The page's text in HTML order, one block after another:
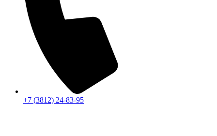
+7 (3812) 24-83-95